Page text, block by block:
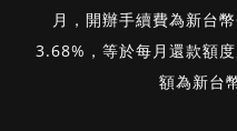
月，開辦手續費為新台
3.68%，等於每月還款額
額為新台